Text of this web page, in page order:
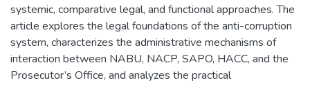
systemic, comparative legal, and functional approaches. The
article explores the legal foundations of the anti-corruption
system, characterizes the administrative mechanisms of
interaction between NABU, NACP, SAPO, HACC, and the
Prosecutor’s Office, and analyzes the practical